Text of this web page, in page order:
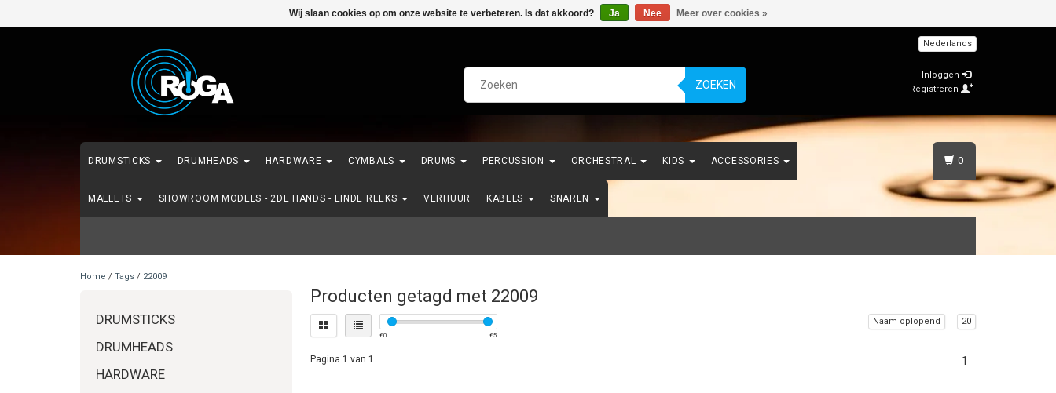
ZOEKEN
Nederlands
Inloggen
Registreren
DRUMSTICKS DRUMHEADS HARDWARE CYMBALS DRUMS PERCUSSION ORCHESTRAL KIDS ACCESSORIES
MALLETS SHOWROOM MODELS - 2DE HANDS - EINDE REEKS VERHUUR KABELS SNAREN
0
Home / Tags / 22009
DRUMSTICKS
DRUMHEADS
HARDWARE
Producten getagd met 22009
€0 €5
Naam oplopend 20
Pagina 1 van 1 1
Wij slaan cookies op om onze website te verbeteren. Is dat akkoord? Ja Nee Meer over cookies »